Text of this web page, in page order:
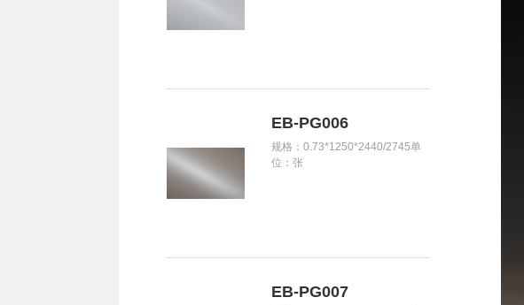
EB-PG006
规格：0.73*1250*2440/2745单
位：张
EB-PG007